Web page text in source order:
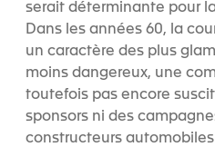
serait déterminante pour
Dans les années 60, la
un caractère des plus
moins dangereux, une
toutefois pas encore
sponsors ni des
constructeurs